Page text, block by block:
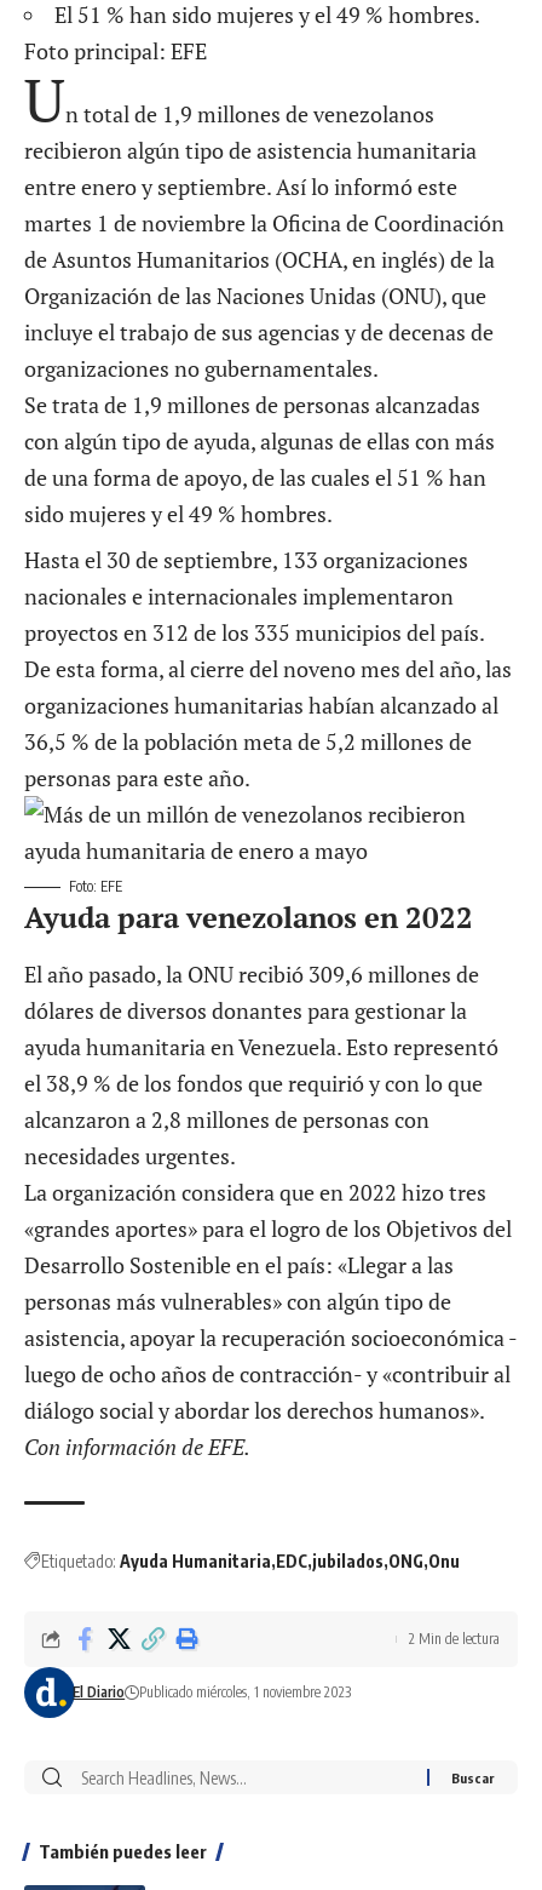
El 51 % han sido mujeres y el 49 % hombres.
Foto principal: EFE
Un total de 1,9 millones de venezolanos
recibieron algún tipo de asistencia humanitaria
entre enero y septiembre. Así lo informó este
martes 1 de noviembre la Oficina de Coordinación
de Asuntos Humanitarios (OCHA, en inglés) de la
Organización de las Naciones Unidas (ONU), que
incluye el trabajo de sus agencias y de decenas de
organizaciones no gubernamentales.
Se trata de 1,9 millones de personas alcanzadas
con algún tipo de ayuda, algunas de ellas con más
de una forma de apoyo, de las cuales el 51 % han
sido mujeres y el 49 % hombres.
Hasta el 30 de septiembre, 133 organizaciones
nacionales e internacionales implementaron
proyectos en 312 de los 335 municipios del país.
De esta forma, al cierre del noveno mes del año, las
organizaciones humanitarias habían alcanzado al
36,5 % de la población meta de 5,2 millones de
personas para este año.
Foto: EFE
Ayuda para venezolanos en 2022
El año pasado, la ONU recibió 309,6 millones de
dólares de diversos donantes para gestionar la
ayuda humanitaria en Venezuela. Esto representó
el 38,9 % de los fondos que requirió y con lo que
alcanzaron a 2,8 millones de personas con
necesidades urgentes.
La organización considera que en 2022 hizo tres
«grandes aportes» para el logro de los Objetivos del
Desarrollo Sostenible en el país: «Llegar a las
personas más vulnerables» con algún tipo de
asistencia, apoyar la recuperación socioeconómica -
luego de ocho años de contracción- y «contribuir al
diálogo social y abordar los derechos humanos».
Con información de EFE.
Etiquetado: Ayuda Humanitaria EDC jubilados ONG Onu
El Diario Publicado miércoles, 1 noviembre 2023
2 Min de lectura
También puedes leer